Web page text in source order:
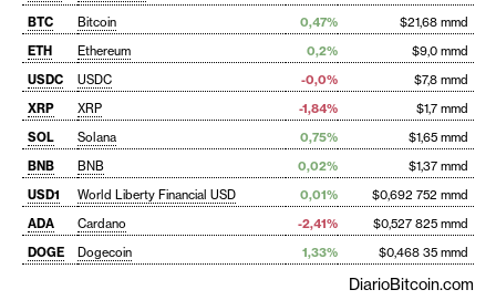
BTC
Bitcoin 0,47%
$21,68 mmd
ETH
Ethereum 0,2%
$9,0 mmd
USDC
USDC -0,0%
$7,8 mmd
XRP
XRP -1,84%
$1,7 mmd
SOL
Solana 0,75%
$1,65 mmd
BNB
BNB 0,02%
$1,37 mmd
USD1
World Liberty Financial USD 0,01%
$0,692 752 mmd
ADA
Cardano -2,41%
$0,527 825 mmd
DOGE
Dogecoin 1,33% $0,468 35 mmd
DiarioBitcoin.com